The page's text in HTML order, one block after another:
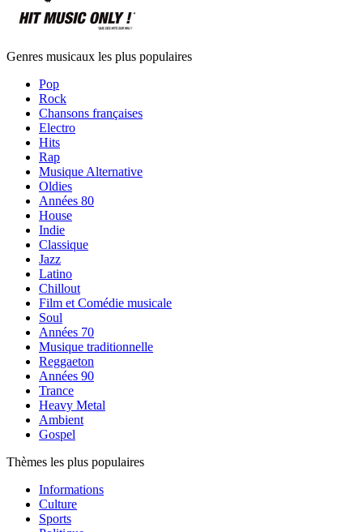
Genres musicaux les plus populaires
Pop
Rock
Chansons françaises
Electro
Hits
Rap
Musique Alternative
Oldies
Années 80
House
Indie
Classique
Jazz
Latino
Chillout
Film et Comédie musicale
Soul
Années 70
Musique traditionnelle
Reggaeton
Années 90
Trance
Heavy Metal
Ambient
Gospel
Thèmes les plus populaires
Informations
Culture
Sports